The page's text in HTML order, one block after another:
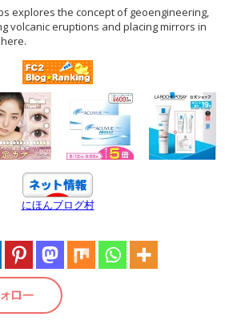
explores the concept of geoengineering,
volcanic eruptions and placing mirrors in
にほんブログ村